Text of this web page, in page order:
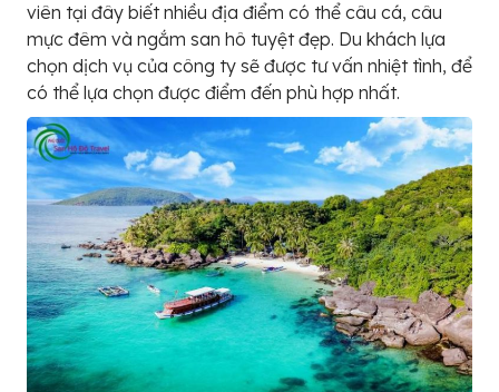
viên tại đây biết nhiều địa điểm có thể câu cá, câu
mực đêm và ngắm san hô tuyệt đẹp. Du khách lựa
chọn dịch vụ của công ty sẽ được tư vấn nhiệt tình, để
có thể lựa chọn được điểm đến phù hợp nhất.